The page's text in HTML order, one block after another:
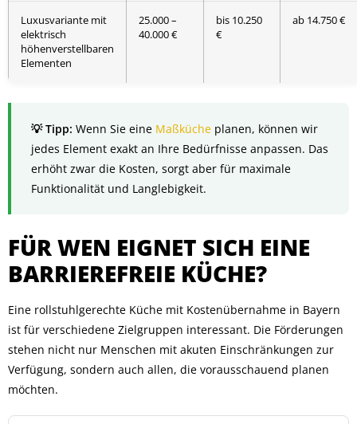
Luxusvariante mit
elektrisch
höhenverstellbaren
Elementen
25.000 –
40.000 €
bis 10.250
€
ab 14.750 €
Wenn Sie eine Maßküche planen, können wir
jedes Element exakt an Ihre Bedürfnisse anpassen. Das
erhöht zwar die Kosten, sorgt aber für maximale
Funktionalität und Langlebigkeit.
FÜR WEN EIGNET SICH EINE
BARRIEREFREIE KÜCHE?
Eine rollstuhlgerechte Küche mit Kostenübernahme in Bayern
ist für verschiedene Zielgruppen interessant. Die Förderungen
stehen nicht nur Menschen mit akuten Einschränkungen zur
Verfügung, sondern auch allen, die vorausschauend planen
möchten.